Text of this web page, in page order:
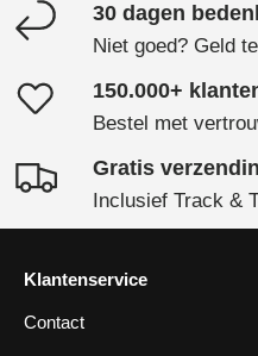
30 dagen
Niet goed? Geld
150.000+
Bestel met
Gratis
Inclusief Track &
Klantenservice
Contact